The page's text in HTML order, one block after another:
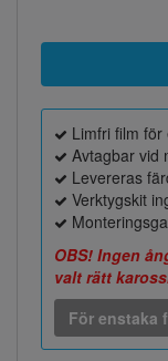
Limfri film
Avtagbar vid
Levereras
Verktygskit
OBS! Ingen
valt rätt
För enstaka